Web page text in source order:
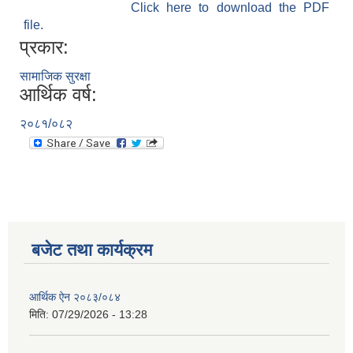
Click here to download the PDF
file.
प्रकार:
सामाजिक सुरक्षा
आर्थिक वर्ष:
२०८१/०८२
बजेट तथा कार्यक्रम
आर्थिक ऐन २०८३/०८४
मिति: 07/29/2026 - 13:28